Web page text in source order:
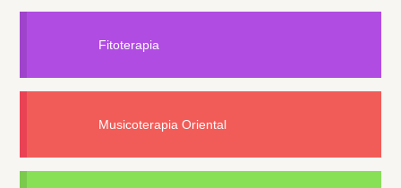
Fitoterapia
Musicoterapia Oriental